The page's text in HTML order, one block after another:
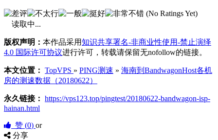
(No Ratings Yet)
读取中...
版权声明： 本作品采用知识共享署名-非商业性使用-禁止演绎
4.0 国际许可协议进行许可，转载请保留无nofollow的链接。
本文位置： TopVPS » PING测速 » 海南到BandwagonHost各机
房的测速数据（20180622）
永久链接： https://vps123.top/pingtest/20180622-bandwagon-isp-
hainan.html
赞 (0) or
分享